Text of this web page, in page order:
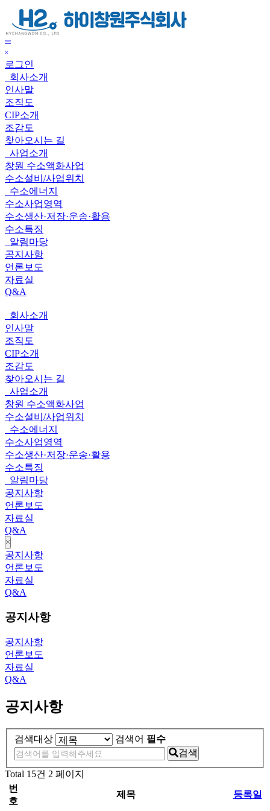
이
메
보
기
닫
기
로그인
회사소개
인사말
조직도
CIP소개
조감도
찾아오시는 길
사업소개
창원 수소액화사업
수소설비/사업위치
수소에너지
수소사업영역
수소생산·저장·운송·활용
수소특징
알림마당
공지사항
언론보도
자료실
Q&A
전
체
메
뉴
회사소개
인사말
조직도
CIP소개
조감도
찾아오시는 길
사업소개
창원 수소액화사업
수소설비/사업위치
수소에너지
수소사업영역
수소생산·저장·운송·활용
수소특징
알림마당
공지사항
언론보도
자료실
Q&A
close
공지사항
언론보도
자료실
Q&A
공지사항
공지사항
언론보도
자료실
Q&A
공지사항
검색대상 검색어 필수
검색
Total 15건 2 페이지
번
호
제목 등록일